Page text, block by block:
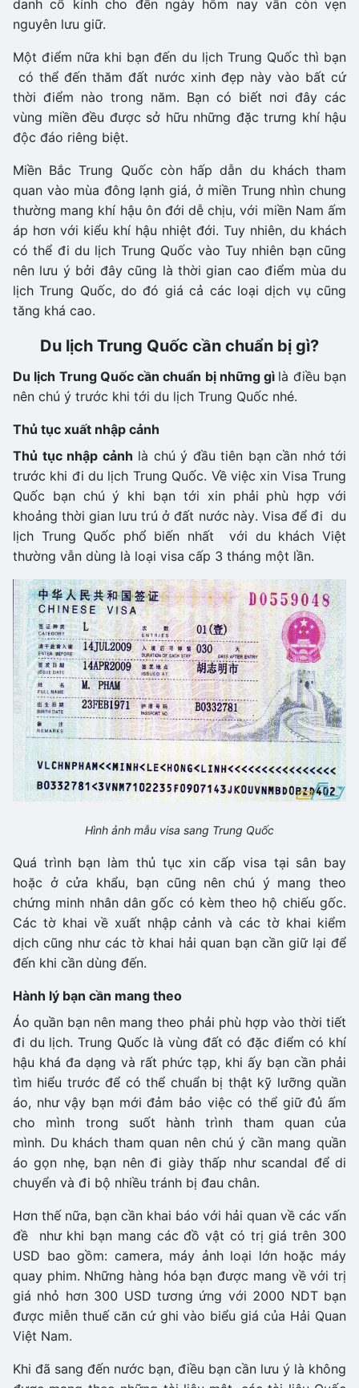
danh cổ kính cho đến ngày hôm nay vẫn còn vẹn
nguyên lưu giữ.
Một điểm nữa khi bạn đến du lịch Trung Quốc thì bạn
có thể đến thăm đất nước xinh đẹp này vào bất cứ
thời điểm nào trong năm. Bạn có biết nơi đây các
vùng miền đều được sở hữu những đặc trưng khí hậu
độc đáo riêng biệt.
Miền Bắc Trung Quốc còn hấp dẫn du khách tham
quan vào mùa đông lạnh giá, ở miền Trung nhìn chung
thường mang khí hậu ôn đới dễ chịu, với miền Nam ấm
áp hơn với kiểu khí hậu nhiệt đới. Tuy nhiên, du khách
có thể đi du lịch Trung Quốc vào Tuy nhiên bạn cũng
nên lưu ý bởi đây cũng là thời gian cao điểm mùa du
lịch Trung Quốc, do đó giá cả các loại dịch vụ cũng
tăng khá cao.
Du lịch Trung Quốc cần chuẩn bị gì?
Du lịch Trung Quốc cần chuẩn bị những gì là điều bạn
nên chú ý trước khi tới du lịch Trung Quốc nhé.
Thủ tục xuất nhập cảnh
Thủ tục nhập cảnh là chú ý đầu tiên bạn cần nhớ tới
trước khi đi du lịch Trung Quốc. Về việc xin Visa Trung
Quốc bạn chú ý khi bạn tới xin phải phù hợp với
khoảng thời gian lưu trú ở đất nước này. Visa để đi du
lịch Trung Quốc phổ biến nhất với du khách Việt
thường vẫn dùng là loại visa cấp 3 tháng một lần.
Hình ảnh mẫu visa sang Trung Quốc
Quá trình bạn làm thủ tục xin cấp visa tại sân bay
hoặc ở cửa khẩu, bạn cũng nên chú ý mang theo
chứng minh nhân dân gốc có kèm theo hộ chiếu gốc.
Các tờ khai về xuất nhập cảnh và các tờ khai kiểm
dịch cũng như các tờ khai hải quan bạn cần giữ lại để
đến khi cần dùng đến.
Hành lý bạn cần mang theo
Áo quần bạn nên mang theo phải phù hợp vào thời tiết
đi du lịch. Trung Quốc là vùng đất có đặc điểm có khí
hậu khá đa dạng và rất phức tạp, khi ấy bạn cần phải
tìm hiểu trước để có thể chuẩn bị thật kỹ lưỡng quần
áo, như vậy bạn mới đảm bảo việc có thể giữ đủ ấm
cho mình trong suốt hành trình tham quan của
mình. Du khách tham quan nên chú ý cần mang quần
áo gọn nhẹ, bạn nên đi giày thấp như scandal để di
chuyển và đi bộ nhiều tránh bị đau chân.
Hơn thế nữa, bạn cần khai báo với hải quan về các vấn
đề như khi bạn mang các đồ vật có trị giá trên 300
USD bao gồm: camera, máy ảnh loại lớn hoặc máy
quay phim. Những hàng hóa bạn được mang về với trị
giá nhỏ hơn 300 USD tương ứng với 2000 NDT bạn
được miễn thuế căn cứ ghi vào biểu giá của Hải Quan
Việt Nam.
Khi đã sang đến nước bạn, điều bạn cần lưu ý là không